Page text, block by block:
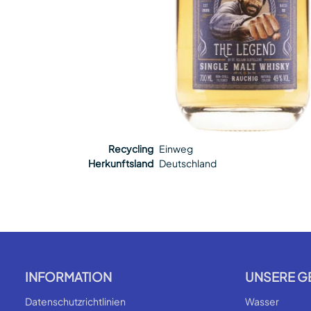
Recycling Einweg
Herkunftsland Deutschland
INFORMATION
Datenschutzrichtlinien
UNSERE
Wasser